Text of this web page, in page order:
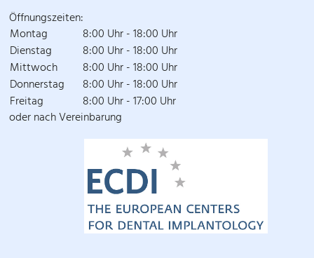
Öffnungszeiten:
Montag
8:00 Uhr - 18:00 Uhr
Dienstag
8:00 Uhr - 18:00 Uhr
Mittwoch
8:00 Uhr - 18:00 Uhr
Donnerstag 8:00 Uhr - 18:00 Uhr
Freitag
8:00 Uhr - 17:00 Uhr
oder nach Vereinbarung